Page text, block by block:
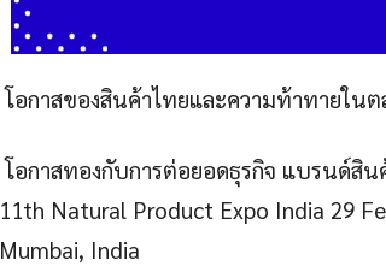
โอกาสของสินค้าไทยและความท้าทายในต
โอกาสทองกับการต่อยอดธุรกิจ แบรนด์สิน
11th Natural Product Expo India 29
Mumbai, India